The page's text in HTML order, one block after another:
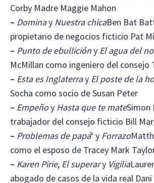
Corby Madre Maggie Mahon
– Dominay Nuestra chicaBen Bat
propietario de negocios ficticio Pat
– Punto de ebullicióny El agua del
McMillan como ingeniero del consejo
– Esta es Inglaterray El poste de la
Socha como socio de Susan Peter
– Empeñoy Hasta que te mateSimon
trabajador del consejo ficticio Bill
– Problemas de papá‘ y Forrazo
como el esposo de Tracey Mark
– Karen Pirie, El superary Vigilia
abogado de casos de la vida real